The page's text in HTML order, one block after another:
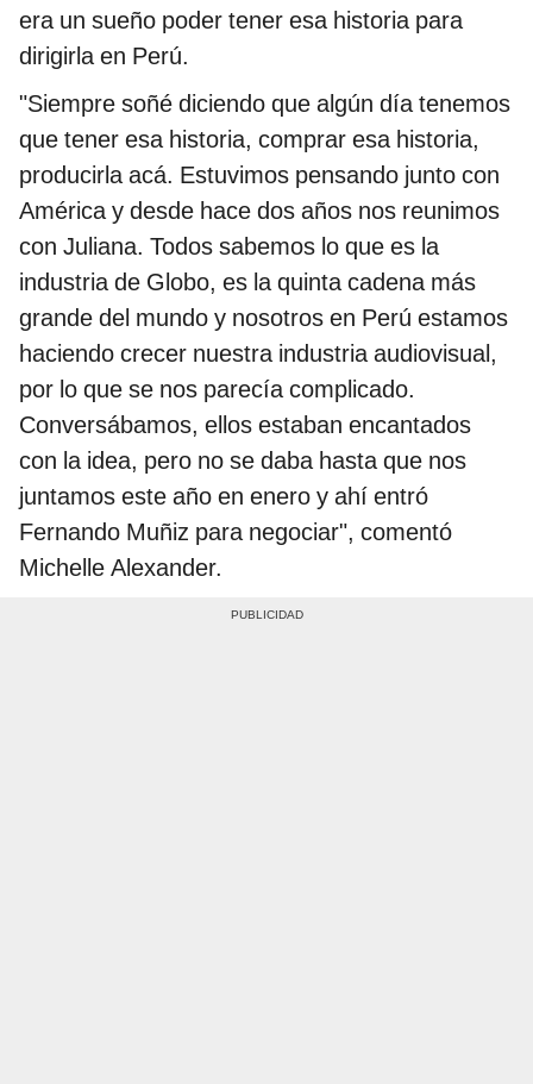
era un sueño poder tener esa historia para
dirigirla en Perú.
"Siempre soñé diciendo que algún día tenemos
que tener esa historia, comprar esa historia,
producirla acá. Estuvimos pensando junto con
América y desde hace dos años nos reunimos
con Juliana. Todos sabemos lo que es la
industria de Globo, es la quinta cadena más
grande del mundo y nosotros en Perú estamos
haciendo crecer nuestra industria audiovisual,
por lo que se nos parecía complicado.
Conversábamos, ellos estaban encantados
con la idea, pero no se daba hasta que nos
juntamos este año en enero y ahí entró
Fernando Muñiz para negociar", comentó
Michelle Alexander.